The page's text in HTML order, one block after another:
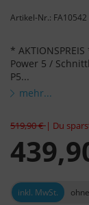
Artikel-Nr.: FA10542
*
Power 5 /
P5...
mehr...
519,90 € | Du
inkl. MwSt.